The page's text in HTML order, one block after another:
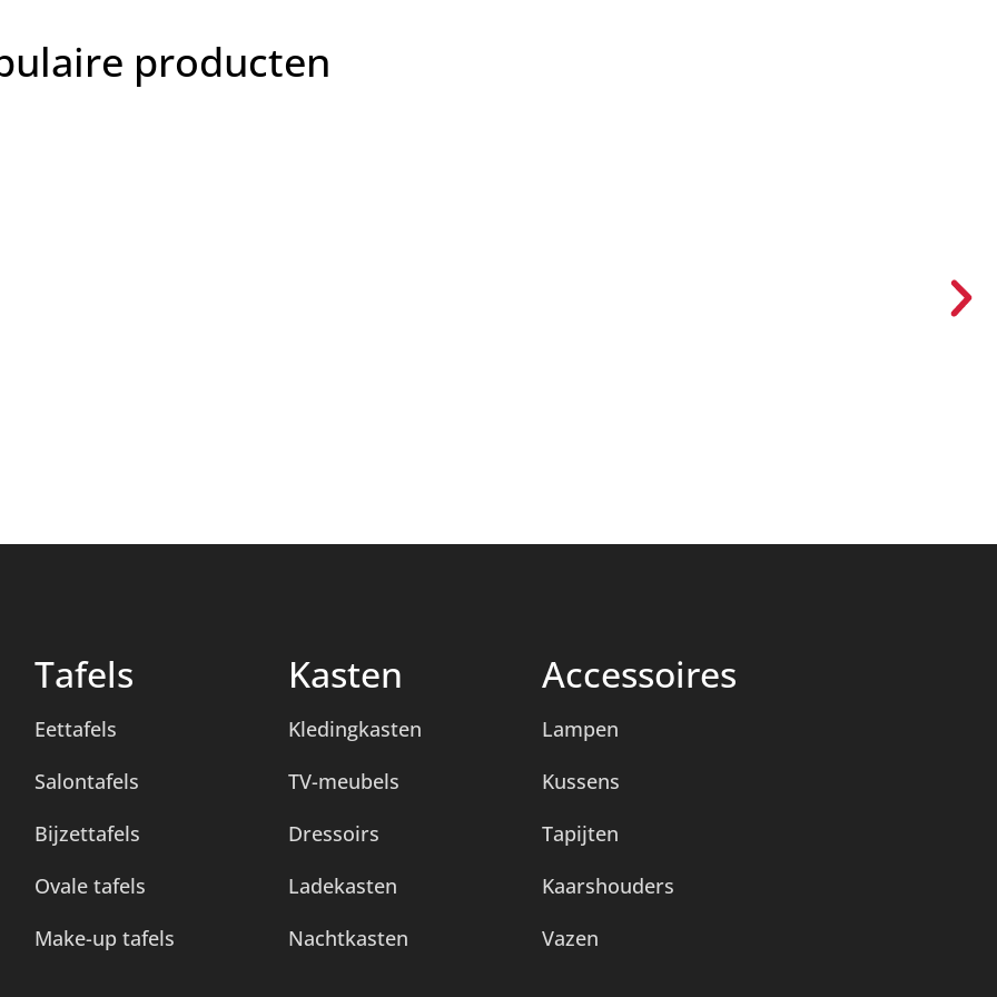
producten
Tafels
Eettafels
Salontafels
Bijzettafels
Ovale tafels
Make-up tafels
Kasten
Kledingkasten
TV-meubels
Dressoirs
Ladekasten
Nachtkasten
Accessoires
Lampen
Kussens
Tapijten
Kaarshouders
Vazen